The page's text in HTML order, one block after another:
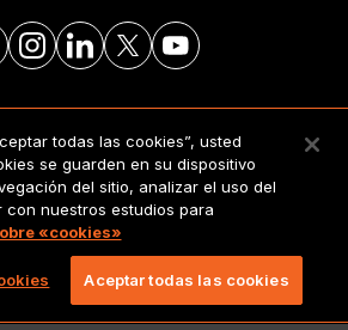
Lionbridge Technologies, LLC.
los derechos reservados.
todas las cookies”, usted
se guarden en su dispositivo
del sitio, analizar el uso del
con nuestros estudios para
«cookies»
Aceptar todas las cookies